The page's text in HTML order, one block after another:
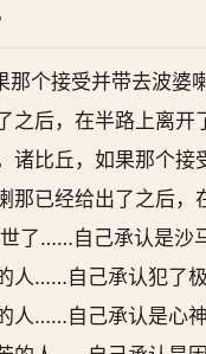
那个接受并带去波婆
之后，在半路上离开
诸比丘，如果那个接
那已经给出了之后，
了……自己承认是沙
人……自己承认犯了
人……自己承认是心